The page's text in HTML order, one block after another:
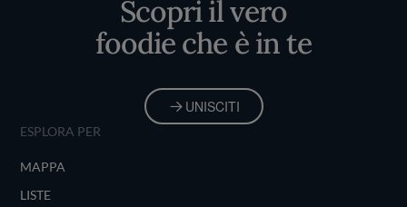
Scopri il vero
foodie che è in te
UNISCITI
ESPLORA PER
MAPPA
LISTE